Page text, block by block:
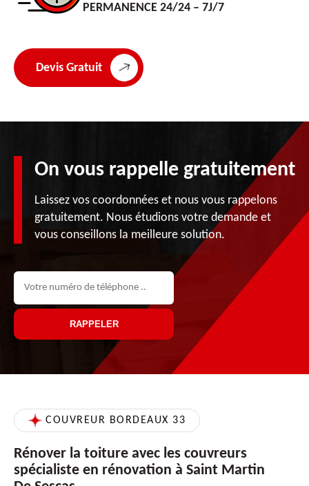
PERMANENCE 24/24 – 7J/7
Devis Gratuit
On vous rappelle gratuitement
Laissez vos coordonnées et nous vous rappelons
gratuitement. Nous étudions votre demande et
vous conseillons la meilleure solution.
COUVREUR BORDEAUX 33
Rénover la toiture avec les couvreurs
spécialiste en rénovation à Saint Martin